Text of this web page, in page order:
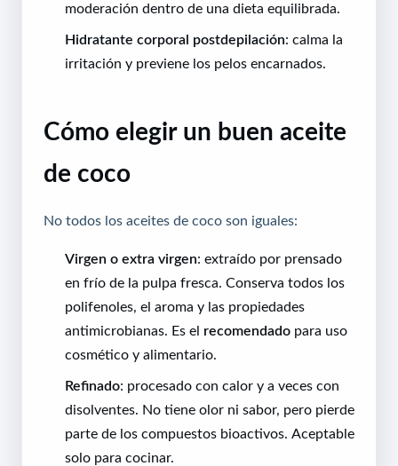
moderación dentro de una dieta equilibrada.
Hidratante corporal postdepilación: calma la
irritación y previene los pelos encarnados.
Cómo elegir un buen aceite
de coco
No todos los aceites de coco son iguales:
Virgen o extra virgen: extraído por prensado
en frío de la pulpa fresca. Conserva todos los
polifenoles, el aroma y las propiedades
antimicrobianas. Es el recomendado para uso
cosmético y alimentario.
Refinado: procesado con calor y a veces con
disolventes. No tiene olor ni sabor, pero pierde
parte de los compuestos bioactivos. Aceptable
solo para cocinar.